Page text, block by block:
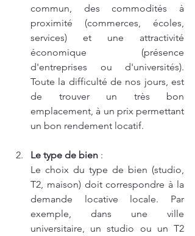
commun, des commodités à
proximité (commerces, écoles,
services) et une attractivité
économique (présence
d'entreprises ou d'universités).
Toute la difficulté de nos jours, est
de trouver un très bon
emplacement, à un prix permettant
un bon rendement locatif.
Le type de bien :
Le choix du type de bien (studio,
T2, maison) doit correspondre à la
demande locative locale. Par
exemple, dans une ville
universitaire, un studio ou un T2